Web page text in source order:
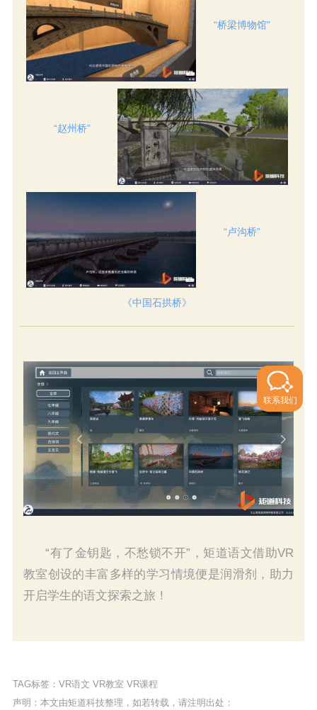
“桥梁博物馆”
“赵州桥”
“卢沟桥”
《中国石拱桥》
“有了金钥匙，不愁锁不开”，矩道语文借助VR
教室创设的丰富多样的学习情境便是润滑剂，助力
开启学生的语文探索之旅！
TAG标签： VR语文 VR教室 VR课程
声明：本文由矩道科技整理，如若转载，请注明出处：
联系我们